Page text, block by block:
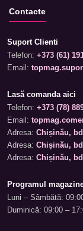
Contacte
Suport Clienti
Telefon: +373 (61)
Email:
Lasă comanda aici
Telefon: +373 (78)
Email:
Adresa: Chișinău,
Adresa: Chișinău,
Adresa: Chișinău,
Programul
Luni – Sâmbătă:
Duminică: 09:00 –